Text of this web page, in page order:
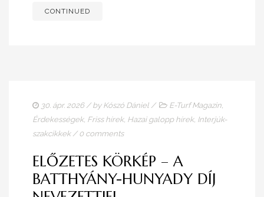
CONTINUED
30. ápr. 2026/ by Kószó Dániel / E-Turf Magazin,
Érdekességek, Friss hírek, Hazai galopp hírek, Interjúk-
szakcikkek/ 0 comments
ELŐZETES KÖRKÉP – A
BATTHYÁNY-HUNYADY DÍJ